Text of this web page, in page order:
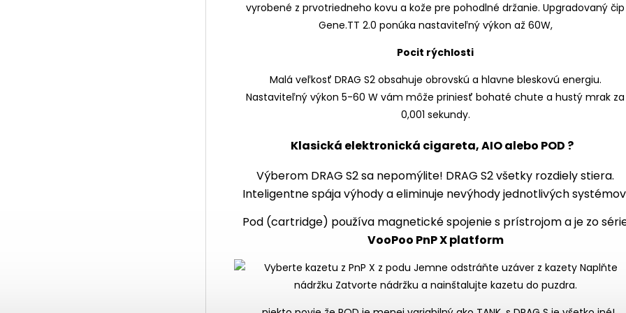
Pocit rýchlosti
Malá veľkosť DRAG S2 obsahuje obrovskú a hlavne bleskovú energiu.
Nastaviteľný výkon 5-60 W vám môže priniesť bohaté chute a hustý mrak za
0,001 sekundy.
Klasická elektronická cigareta, AIO alebo POD ?
Výberom DRAG S2 sa nepomýlite! DRAG S2 všetky rozdiely stiera.
Inteligentne spája výhody a eliminuje nevýhody jednotlivých
Pod (cartridge) používa magnetické spojenie s prístrojom a je zo
VooPoo PnP X platform